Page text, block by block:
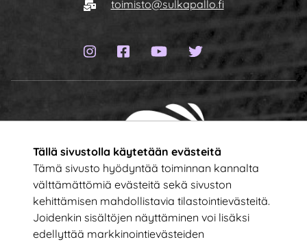
Tällä sivustolla käytetään evästeitä
Tämä sivusto hyödyntää toiminnan kannalta
välttämättömiä evästeitä sekä sivuston
kehittämisen mahdollistavia tilastointievästeitä.
Joidenkin sisältöjen näyttäminen voi lisäksi
edellyttää markkinointievästeiden
Sähköposti
toimisto@sulkapallo.fi
Instagram-sivu
Facebook-sivu
YouTube-kanava
Twitter-sivu
Tilaa uutiskirje!